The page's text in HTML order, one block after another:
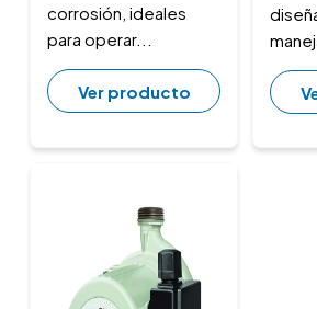
corrosión, ideales
para operar...
Ver producto